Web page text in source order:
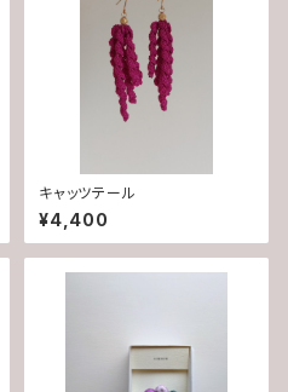
キャッツテール
¥4,400